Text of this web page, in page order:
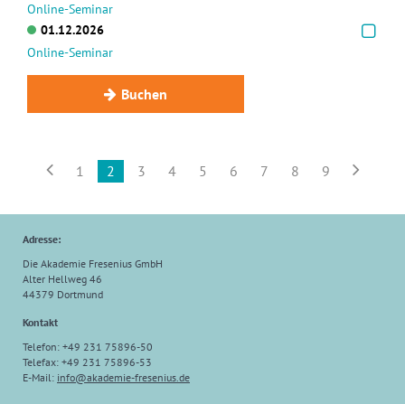
Online-Seminar
01.12.2026
Online-Seminar
Buchen
 1 2 3 4 5 6 7 8 9 
Adresse:
Die Akademie Fresenius GmbH
Alter Hellweg 46
44379 Dortmund
Kontakt
Telefon: +49 231 75896-50
Telefax: +49 231 75896-53
E-Mail: info@akademie-fresenius.de